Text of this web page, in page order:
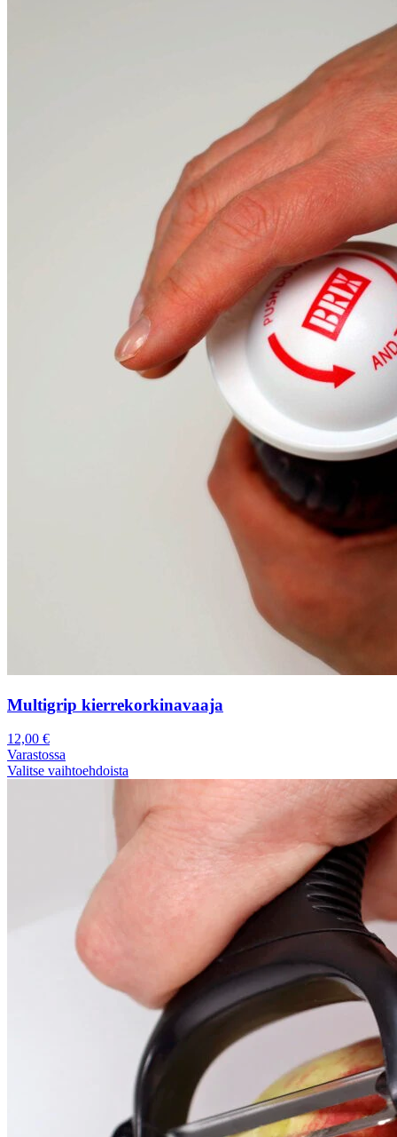
Multigrip kierrekorkinavaaja
12,00 €
Varastossa
Valitse vaihtoehdoista